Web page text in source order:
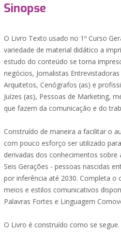
Sinopse
O Livro Texto usado no 1º Curso
variedade de material didático a
estudo do conteúdo se torna
negócios, Jornalistas
Arquitetos, Cenógrafos (as) e
Juízes (as), Pessoas de Marketing,
que fazem da comunicação e do
Construído de maneira a facilitar o
com pouco esforço ser utilizado
derivadas dos conhecimentos sobre
Seis Gerações - pessoas nascidas
por inferência até 2030. Completa o
meios e estilos comunicativos
Palavras Fortes e Linguagem
O Livro é construído como se segue.